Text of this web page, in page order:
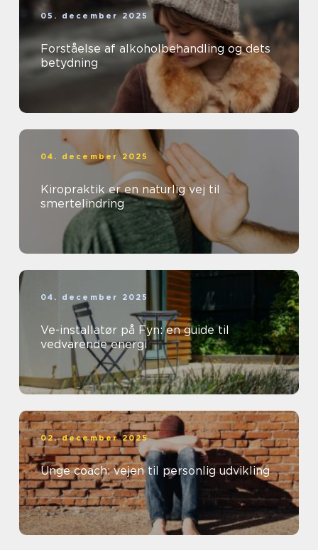
05. december 2025
Forståelse af alkoholbehandling og dets
betydning
04. december 2025
Kiropraktik er en naturlig vej til
smertelindring
04. december 2025
Ve-installatør på Fyn: en guide til
vedvarende energi
02. december 2025
Unge coach: vejen til personlig udvikling